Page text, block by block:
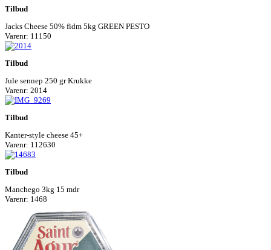
Tilbud
Jacks Cheese 50% fidm 5kg GREEN PESTO
Varenr: 11150
Tilbud
Jule sennep 250 gr Krukke
Varenr: 2014
Tilbud
Kanter-style cheese 45+
Varenr: 112630
Tilbud
Manchego 3kg 15 mdr
Varenr: 1468